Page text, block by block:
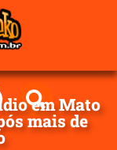
em Mato
mais de